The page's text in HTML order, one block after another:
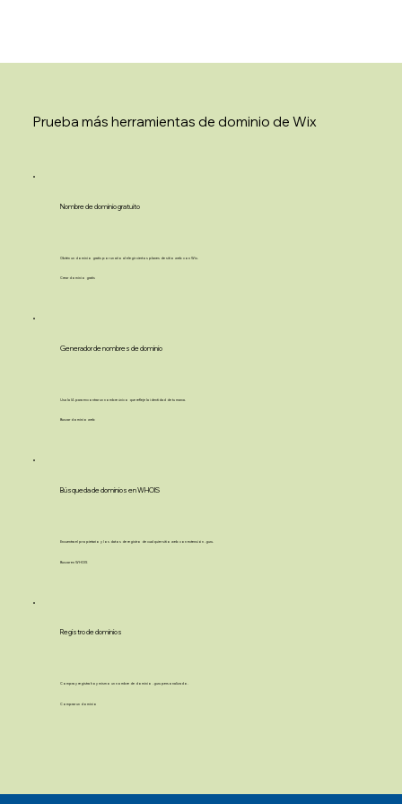
Prueba más herramientas de dominio de Wix
Nombre de dominio gratuito
Obtén un dominio gratis por un año al elegir ciertos planes de sitio web con Wix.
Crear dominio gratis
Generador de nombres de dominio
Usa la IA para encontrar un nombre único que refleje la identidad de tu marca.
Buscar dominio web
Búsqueda de dominios en WHOIS
Encuentra el propietario y los datos de registro de cualquier sitio web con extensión .guru.
Buscar en WHOIS
Registro de dominios
Compra y registra hoy mismo un nombre de dominio .guru personalizado.
Comprar un dominio